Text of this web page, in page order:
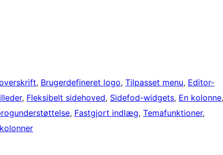
, Brugerdefineret logo, Tilpasset menu, Editor-
, Fleksibelt sidehoved, Sidefod-widgets, En kolonne
, Fastgjort indlæg, Temafunktioner